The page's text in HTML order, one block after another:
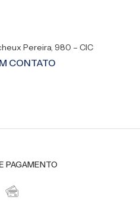
Pereira, 980 – CIC
CONTATO
PAGAMENTO